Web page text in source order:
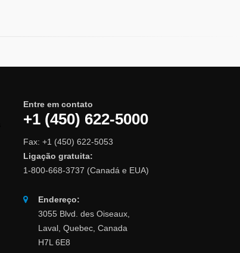
Entre em contato
+1 (450) 622-5000
Fax: +1 (450) 622-5053
Ligação gratuita:
1-800-668-3737 (Canadá e EUA)
Endereço:
3055 Blvd. des Oiseaux,
Laval, Quebec, Canada
H7L 6E8